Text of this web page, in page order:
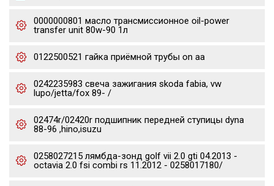
0000000801 масло трансмиссионное oil-power
transfer unit 80w-90 1л
0122500521 гайка приёмной трубы on aa
0242235983 свеча зажигания skoda fabia, vw
lupo/jetta/fox 89- /
02474r/02420r подшипник передней ступицы dyna
88-96 ,hino,isuzu
0258027215 лямбда-зонд golf vii 2.0 gti 04.2013 -
octavia 2.0 fsi combi rs 11.2012 - 0258017180/